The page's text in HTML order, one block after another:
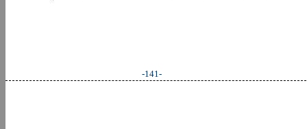
-141-